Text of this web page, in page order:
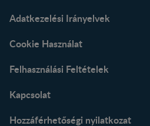
Adatkezelési Irányelvek
Cookie Használat
Felhasználási Feltételek
Kapcsolat
Hozzáférhetőségi nyilatkozat